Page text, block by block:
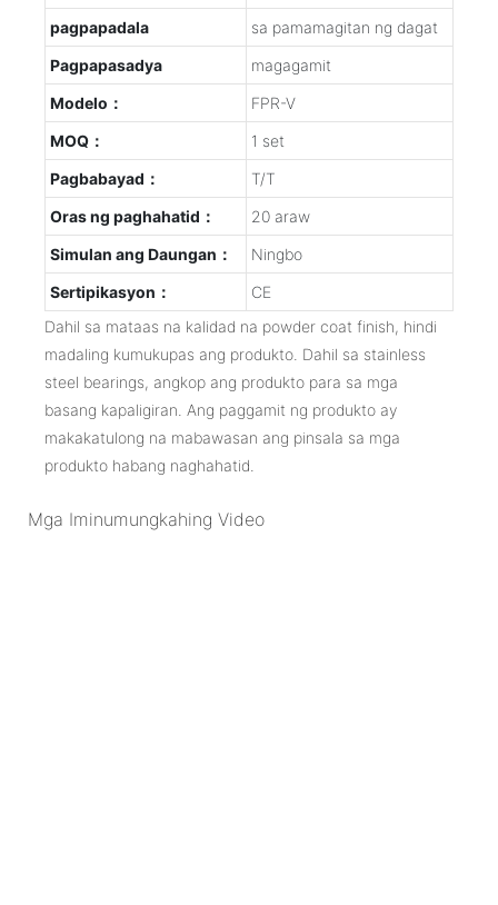
pagpapadala
sa pamamagitan ng dagat
Pagpapasadya
magagamit
Modelo：
FPR-V
MOQ：
1 set
Pagbabayad：
T/T
Oras ng paghahatid：
20 araw
Simulan ang Daungan：
Ningbo
Sertipikasyon：
CE
Dahil sa mataas na kalidad na powder coat finish, hindi
madaling kumukupas ang produkto. Dahil sa stainless
steel bearings, angkop ang produkto para sa mga
basang kapaligiran. Ang paggamit ng produkto ay
makakatulong na mabawasan ang pinsala sa mga
produkto habang naghahatid.
Mga Iminumungkahing Video